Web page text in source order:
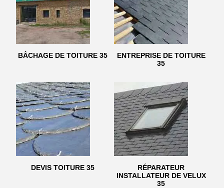
BÂCHAGE DE TOITURE 35
ENTREPRISE DE TOITURE
35
DEVIS TOITURE 35
RÉPARATEUR
INSTALLATEUR DE VELUX
35